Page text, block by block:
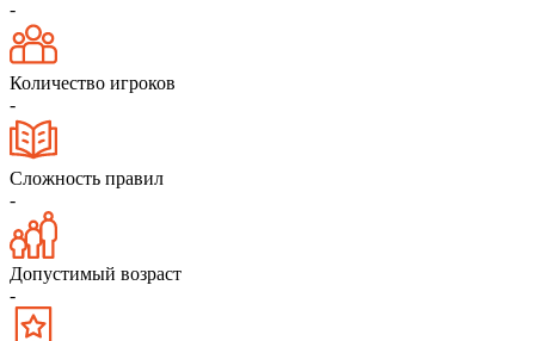
-
Количество игроков
-
Сложность правил
-
Допустимый возраст
-